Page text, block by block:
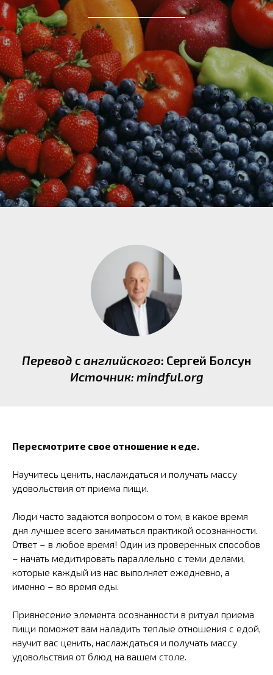
Перевод с английского: Сергей Болсун
Источник: mindful.org
Пересмотрите свое отношение к еде.
Научитесь ценить, наслаждаться и получать массу
удовольствия от приема пищи.
Люди часто задаются вопросом о том, в какое время
дня лучшее всего заниматься практикой осознанности.
Ответ – в любое время! Один из проверенных способов
– начать медитировать параллельно с теми делами,
которые каждый из нас выполняет ежедневно, а
именно – во время еды.
Привнесение элемента осознанности в ритуал приема
пищи поможет вам наладить теплые отношения с едой,
научит вас ценить, наслаждаться и получать массу
удовольствия от блюд на вашем столе.